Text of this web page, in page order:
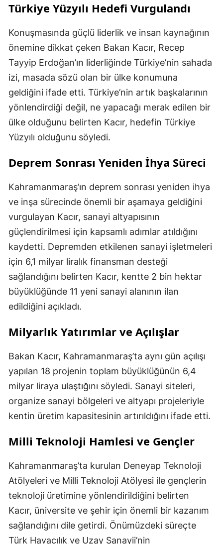
Türkiye Yüzyılı Hedefi Vurgulandı
Konuşmasında güçlü liderlik ve insan kaynağının
önemine dikkat çeken Bakan Kacır, Recep
Tayyip Erdoğan’ın liderliğinde Türkiye’nin sahada
izi, masada sözü olan bir ülke konumuna
geldiğini ifade etti. Türkiye’nin artık başkalarının
yönlendirdiği değil, ne yapacağı merak edilen bir
ülke olduğunu belirten Kacır, hedefin Türkiye
Yüzyılı olduğunu söyledi.
Deprem Sonrası Yeniden İhya Süreci
Kahramanmaraş’ın deprem sonrası yeniden ihya
ve inşa sürecinde önemli bir aşamaya geldiğini
vurgulayan Kacır, sanayi altyapısının
güçlendirilmesi için kapsamlı adımlar atıldığını
kaydetti. Depremden etkilenen sanayi işletmeleri
için 6,1 milyar liralık finansman desteği
sağlandığını belirten Kacır, kentte 2 bin hektar
büyüklüğünde 11 yeni sanayi alanının ilan
edildiğini açıkladı.
Milyarlık Yatırımlar ve Açılışlar
Bakan Kacır, Kahramanmaraş’ta aynı gün açılışı
yapılan 18 projenin toplam büyüklüğünün 6,4
milyar liraya ulaştığını söyledi. Sanayi siteleri,
organize sanayi bölgeleri ve altyapı projeleriyle
kentin üretim kapasitesinin artırıldığını ifade etti.
Milli Teknoloji Hamlesi ve Gençler
Kahramanmaraş’ta kurulan Deneyap Teknoloji
Atölyeleri ve Milli Teknoloji Atölyesi ile gençlerin
teknoloji üretimine yönlendirildiğini belirten
Kacır, üniversite ve şehir için önemli bir kazanım
sağlandığını dile getirdi. Önümüzdeki süreçte
Türk Havacılık ve Uzay Sanayii’nin